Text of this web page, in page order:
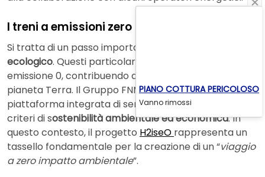
I treni a emissioni zero
Si tratta di un passo importante verso un
ecologico. Questi particolari treni a idrogeno sono a
emissione 0, contribuendo quindi alla salvaguardia del
pianeta Terra. Il Gruppo FNM vuole sviluppare una
piattaforma integrata di servizi di mobilità secondo
criteri di sostenibilità ambientale ed economica. In
questo contesto, il progetto H2iseO rappresenta un
tassello fondamentale per la creazione di un “viaggio
a zero impatto ambientale”.
PIANO COTTURA PERICOLOSO
Vanno rimossi